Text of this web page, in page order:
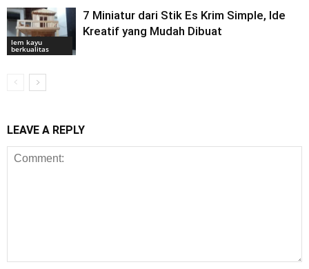
lem kayu
berkualitas
7 Miniatur dari Stik Es Krim Simple, Ide
Kreatif yang Mudah Dibuat
LEAVE A REPLY